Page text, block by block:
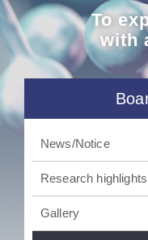
To
with
News/Notice
Research highlights
Gallery